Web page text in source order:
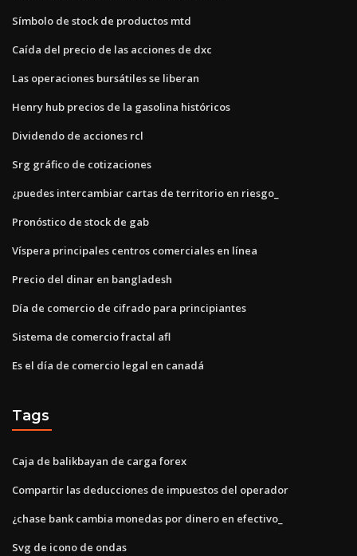
Símbolo de stock de productos mtd
Caída del precio de las acciones de dxc
Las operaciones bursátiles se liberan
Henry hub precios de la gasolina históricos
Dividendo de acciones rcl
Srg gráfico de cotizaciones
¿puedes intercambiar cartas de territorio en riesgo_
Pronóstico de stock de gab
Víspera principales centros comerciales en línea
Precio del dinar en bangladesh
Día de comercio de cifrado para principiantes
Sistema de comercio fractal afl
Es el día de comercio legal en canadá
Tags
Caja de balikbayan de carga forex
Compartir las deducciones de impuestos del operador
¿chase bank cambia monedas por dinero en efectivo_
Svg de icono de ondas